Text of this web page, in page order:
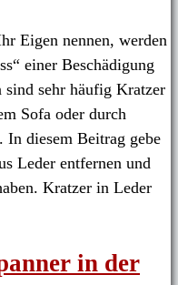
Eigen nennen, werden
einer Beschädigung
sind sehr häufig Kratzer
Sofa oder durch
In diesem Beitrag gebe
Leder entfernen und
Kratzer in Leder
in der